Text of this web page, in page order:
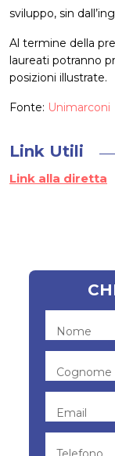
sviluppo, sin
Al termine della
laureati potranno
posizioni illustrate.
Fonte: Unimarconi
Link Utili
Link alla diretta
Nome
Cognome
Email